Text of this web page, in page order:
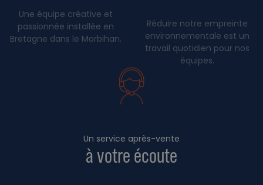
Une équipe créative et
passionnée installée en
Bretagne dans le Morbihan.
Réduire notre empreinte
environnementale est un
travail quotidien pour nos
équipes.
Un service après-vente
à votre écoute